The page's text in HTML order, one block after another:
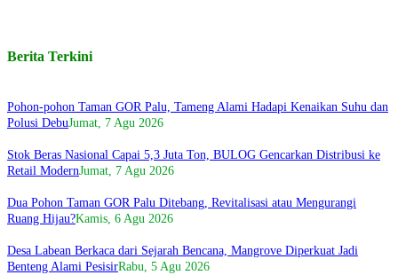
Berita Terkini
Pohon-pohon Taman GOR Palu, Tameng Alami Hadapi Kenaikan Suhu dan
Polusi DebuJumat, 7 Agu 2026
Stok Beras Nasional Capai 5,3 Juta Ton, BULOG Gencarkan Distribusi ke
Retail ModernJumat, 7 Agu 2026
Dua Pohon Taman GOR Palu Ditebang, Revitalisasi atau Mengurangi
Ruang Hijau?Kamis, 6 Agu 2026
Desa Labean Berkaca dari Sejarah Bencana, Mangrove Diperkuat Jadi
Benteng Alami PesisirRabu, 5 Agu 2026